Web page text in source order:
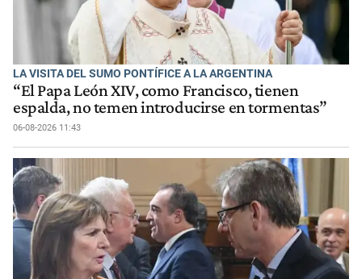
LA VISITA DEL SUMO PONTÍFICE A LA ARGENTINA
“El Papa León XIV, como Francisco, tienen
espalda, no temen introducirse en tormentas”
06-08-2026 11:43